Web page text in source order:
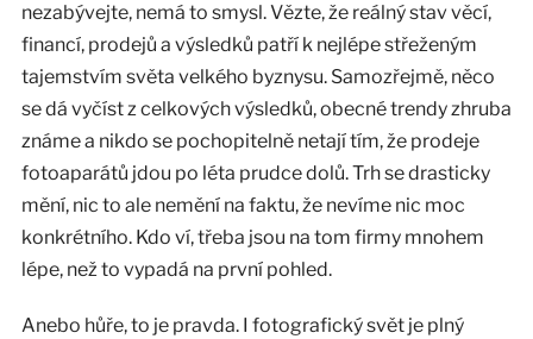
nezabývejte, nemá to smysl. Vězte, že reálný stav věcí,
financí, prodejů a výsledků patří k nejlépe střeženým
tajemstvím světa velkého byznysu. Samozřejmě, něco
se dá vyčíst z celkových výsledků, obecné trendy zhruba
známe a nikdo se pochopitelně netají tím, že prodeje
fotoaparátů jdou po léta prudce dolů. Trh se drasticky
mění, nic to ale nemění na faktu, že nevíme nic moc
konkrétního. Kdo ví, třeba jsou na tom firmy mnohem
lépe, než to vypadá na první pohled.
Anebo hůře, to je pravda. I fotografický svět je plný